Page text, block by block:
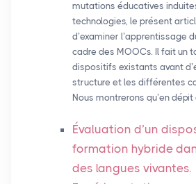
mutations éducatives
technologies, le présent
d’examiner l’apprentissage
cadre des MOOCs. Il fait un
dispositifs existants avant
structure et les différentes
Nous montrerons qu’en dépit
Évaluation d’un
formation hybride
des langues vivantes.